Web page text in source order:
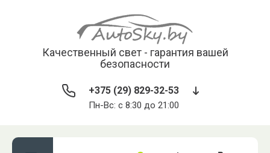
Качественный свет - гарантия вашей
безопасности
+375 (29) 829-32-53
Пн-Вс: с 8:30 до 21:00